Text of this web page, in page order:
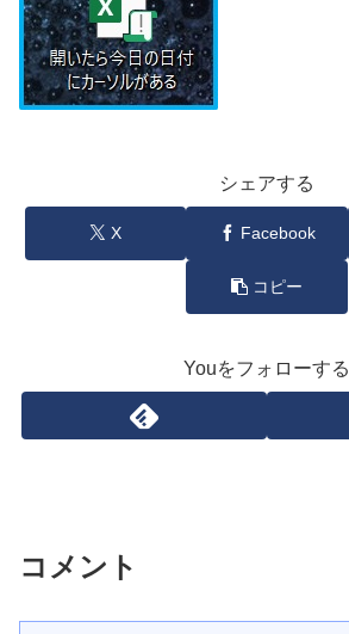
シェアする
X Facebook
コピー
Youをフォローする
コメント